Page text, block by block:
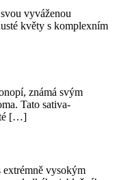
vyváženou
květy s komplexním
známá svým
Tato sativa-
[…]
vysokým